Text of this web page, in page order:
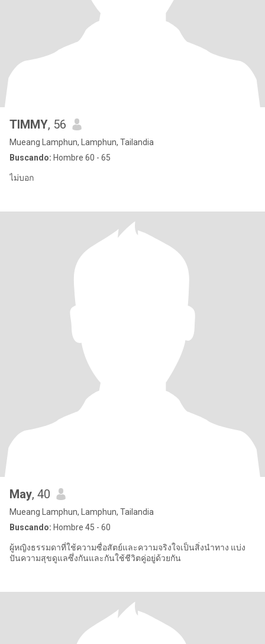
TIMMY, 56
Mueang Lamphun, Lamphun, Tailandia
Buscando: Hombre 60 - 65
ไม่บอก
May, 40
Mueang Lamphun, Lamphun, Tailandia
Buscando: Hombre 45 - 60
ผู้หญิงธรรมดาที่ใช้ความซื่อสัตย์และความจริงใจเป็นสิ่งนำทาง แบ่ง
ปันความสุขดูแลซึ่งกันและกันใช้ชีวิตคู่อยู่ด้วยกัน